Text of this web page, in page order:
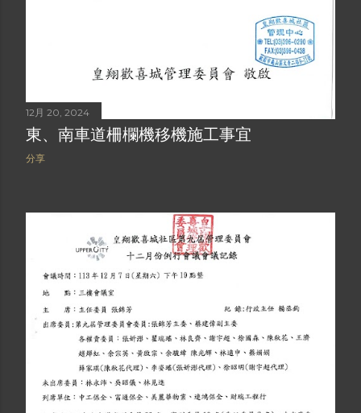
12月 20, 2024
東、南車道柵欄機移機施工事宜
分享